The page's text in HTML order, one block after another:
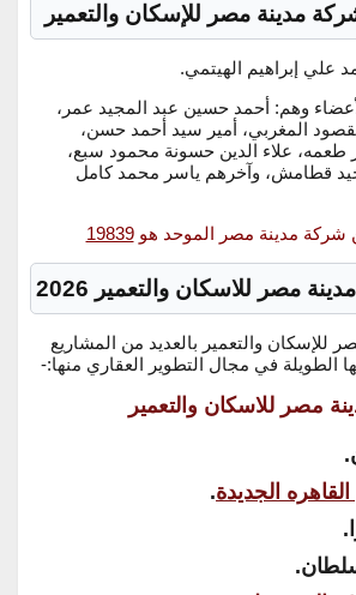
مدينة مصر للإسكان والتعمير
علي إبراهيم الهيتمي.
وهم: أحمد حسين عبد المجيد عمر،
المغربي، أمير سيد أحمد حسن،
طعمه، علاء الدين حسونة محمود سبع،
قطامش، وآخرهم ياسر محمد كامل
شركة مدينة مصر الموحد هو19839
مصر للاسكان والتعمير 2026
للإسكان والتعمير بالعديد من المشاريع
الطويلة في مجال التطوير العقاري منها:-
مصر للاسكان والتعمير
الجديدة.